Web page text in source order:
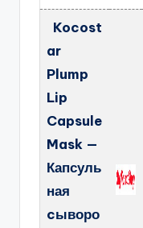
Kocost
ar
Plump
Lip
Capsule
Mask —
Капсуль
ная
cыворо